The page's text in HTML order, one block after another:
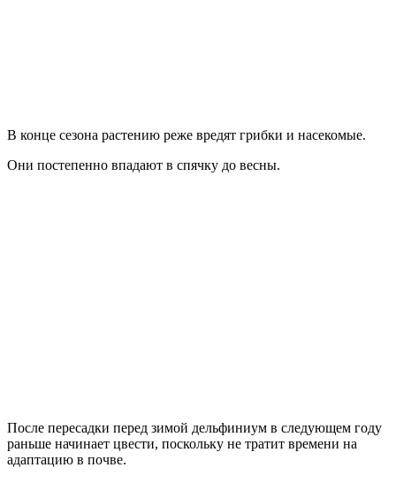
В конце сезона растению реже вредят грибки и насекомые.
Они постепенно впадают в спячку до весны.
После пересадки перед зимой дельфиниум в следующем году
раньше начинает цвести, поскольку не тратит времени на
адаптацию в почве.